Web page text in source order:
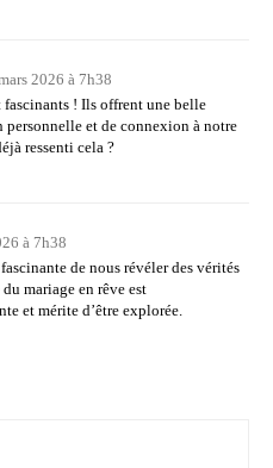
2026 à 7h38
fascinants ! Ils offrent une belle
et de connexion à notre
ressenti cela ?
à 7h38
de nous révéler des vérités
mariage en rêve est
et mérite d’être explorée.